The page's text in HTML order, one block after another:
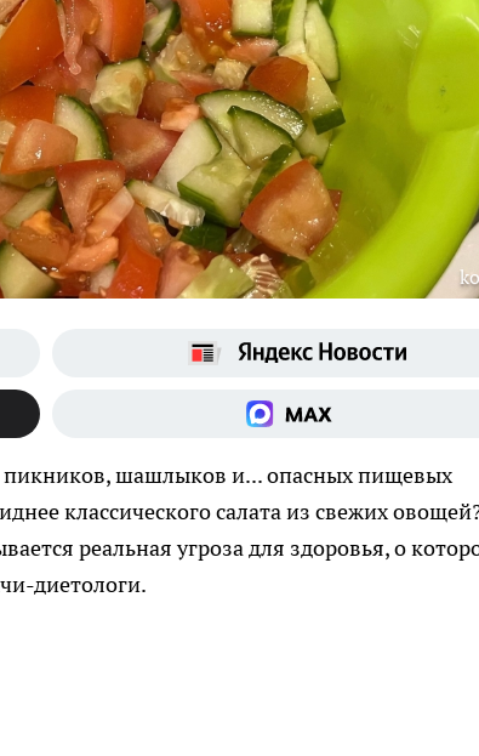
пикников, шашлыков и... опасных пищевых
классического салата из свежих
реальная угроза для здоровья, о
диетологи.